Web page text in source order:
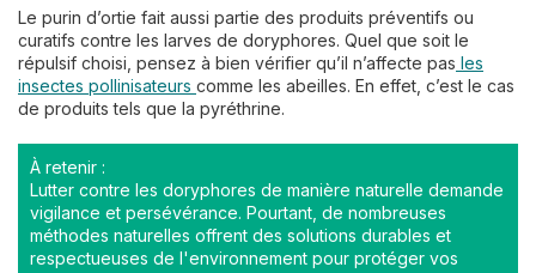
Le purin d’ortie fait aussi partie des produits préventifs ou
curatifs contre les larves de doryphores. Quel que soit le
répulsif choisi, pensez à bien vérifier qu’il n’affecte pas les
insectes pollinisateurs comme les abeilles. En effet, c’est le cas
de produits tels que la pyréthrine.
À retenir :
Lutter contre les doryphores de manière naturelle demande
vigilance et persévérance. Pourtant, de nombreuses
méthodes naturelles offrent des solutions durables et
respectueuses de l'environnement pour protéger vos